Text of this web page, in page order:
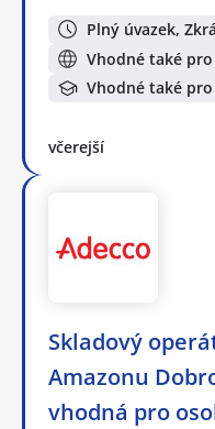
Plný úvazek,
Vhodné také
Vhodné také
včerejší
Skladový
Amazonu
vhodná pro